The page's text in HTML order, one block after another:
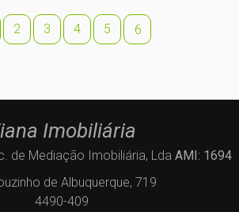
2 3 4 5 6
Imobiliária
de Mediação Imobiliária, Lda AMI: 1694
de Albuquerque, 719
4490-409